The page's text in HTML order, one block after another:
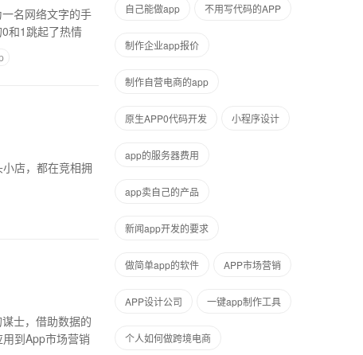
名网络文字的手
和1跳起了热情
店，都在竞相拥
士，借助数据的
到App市场营销
自己能做app 不用写代码的APP
制作企业app报价
制作自营电商的app
原生APP0代码开发 小程序设计
app的服务器费用
app卖自己的产品
新闻app开发的要求
做简单app的软件 APP市场营销
APP设计公司 一键app制作工具
个人如何做跨境电商